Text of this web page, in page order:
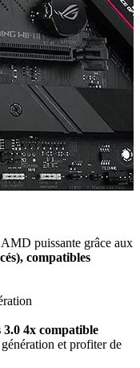
puissante grâce aux
compatibles
4x compatible
et profiter de